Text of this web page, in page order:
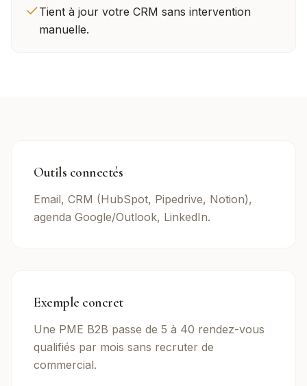
Tient à jour votre CRM sans intervention
manuelle.
Outils connectés
Email, CRM (HubSpot, Pipedrive, Notion),
agenda Google/Outlook, LinkedIn.
Exemple concret
Une PME B2B passe de 5 à 40 rendez-vous
qualifiés par mois sans recruter de
commercial.